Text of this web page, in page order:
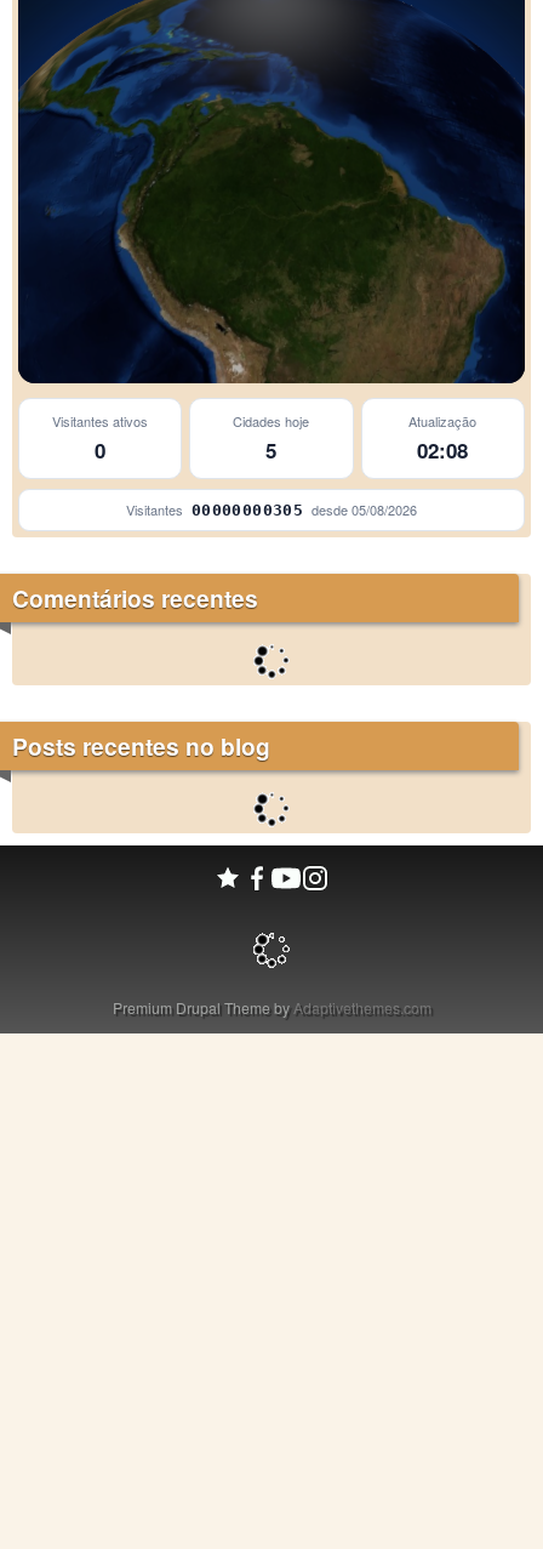
Visitantes ativos
0
Cidades hoje
5
Atualização
02:08
Visitantes 00000000305 desde05/08/2026
Comentários recentes
Posts recentes no blog
Premium Drupal Theme byAdaptivethemes.com